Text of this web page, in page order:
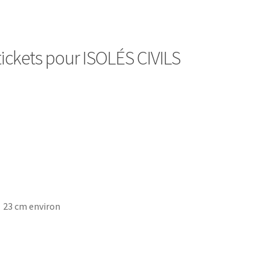
pour ISOLÉS CIVILS
cm environ